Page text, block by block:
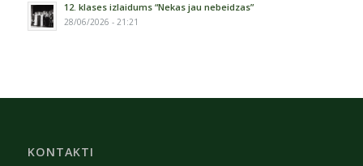
12. klases izlaidums “Nekas jau nebeidzas”
28/06/2026 - 21:21
KONTAKTI